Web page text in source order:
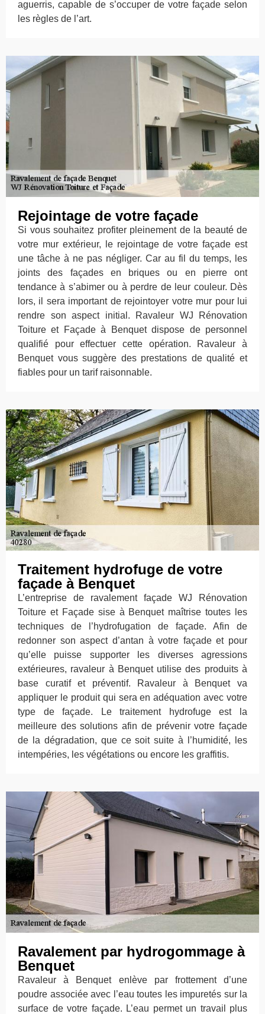
aguerris, capable de s’occuper de votre façade selon
les règles de l’art.
Rejointage de votre façade
Si vous souhaitez profiter pleinement de la beauté de
votre mur extérieur, le rejointage de votre façade est
une tâche à ne pas négliger. Car au fil du temps, les
joints des façades en briques ou en pierre ont
tendance à s’abimer ou à perdre de leur couleur. Dès
lors, il sera important de rejointoyer votre mur pour lui
rendre son aspect initial. Ravaleur WJ Rénovation
Toiture et Façade à Benquet dispose de personnel
qualifié pour effectuer cette opération. Ravaleur à
Benquet vous suggère des prestations de qualité et
fiables pour un tarif raisonnable.
Traitement hydrofuge de votre
façade à Benquet
L’entreprise de ravalement façade WJ Rénovation
Toiture et Façade sise à Benquet maîtrise toutes les
techniques de l’hydrofugation de façade. Afin de
redonner son aspect d’antan à votre façade et pour
qu’elle puisse supporter les diverses agressions
extérieures, ravaleur à Benquet utilise des produits à
base curatif et préventif. Ravaleur à Benquet va
appliquer le produit qui sera en adéquation avec votre
type de façade. Le traitement hydrofuge est la
meilleure des solutions afin de prévenir votre façade
de la dégradation, que ce soit suite à l’humidité, les
intempéries, les végétations ou encore les graffitis.
Ravalement par hydrogommage à
Benquet
Ravaleur à Benquet enlève par frottement d’une
poudre associée avec l’eau toutes les impuretés sur la
surface de votre façade. L’eau permet un travail plus